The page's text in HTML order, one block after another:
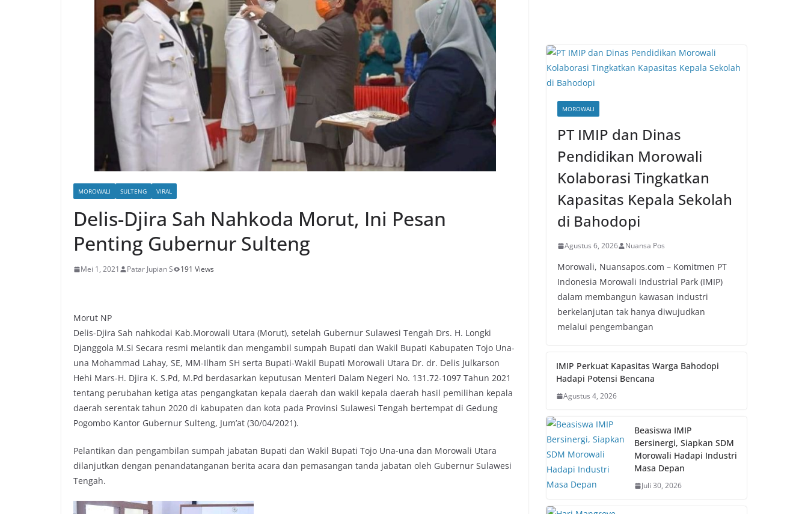
MOROWALI SULTENG VIRAL
Delis-Djira Sah Nahkoda Morut, Ini Pesan
Penting Gubernur Sulteng
Mei 1, 2021 Patar Jupian S 191 Views
Morut NP
Delis-Djira Sah nahkodai Kab.Morowali Utara (Morut), setelah Gubernur Sulawesi Tengah Drs. H. Longki
Djanggola M.Si Secara resmi melantik dan mengambil sumpah Bupati dan Wakil Bupati Kabupaten Tojo Una-
una Mohammad Lahay, SE, MM-Ilham SH serta Bupati-Wakil Bupati Morowali Utara Dr. dr. Delis Julkarson
Hehi Mars-H. Djira K. S.Pd, M.Pd berdasarkan keputusan Menteri Dalam Negeri No. 131.72-1097 Tahun 2021
tentang perubahan ketiga atas pengangkatan kepala daerah dan wakil kepala daerah hasil pemilihan kepala
daerah serentak tahun 2020 di kabupaten dan kota pada Provinsi Sulawesi Tengah bertempat di Gedung
Pogombo Kantor Gubernur Sulteng, Jum’at (30/04/2021).
Pelantikan dan pengambilan sumpah jabatan Bupati dan Wakil Bupati Tojo Una-una dan Morowali Utara
dilanjutkan dengan penandatanganan berita acara dan pemasangan tanda jabatan oleh Gubernur Sulawesi
Tengah.
MOROWALI
PT IMIP dan Dinas
Pendidikan Morowali
Kolaborasi Tingkatkan
Kapasitas Kepala Sekolah
di Bahodopi
Agustus 6, 2026 Nuansa Pos
Morowali, Nuansapos.com – Komitmen PT
Indonesia Morowali Industrial Park (IMIP)
dalam membangun kawasan industri
berkelanjutan tak hanya diwujudkan
melalui pengembangan
IMIP Perkuat Kapasitas Warga Bahodopi
Hadapi Potensi Bencana
Agustus 4, 2026
Beasiswa IMIP
Bersinergi, Siapkan SDM
Morowali Hadapi Industri
Masa Depan
Juli 30, 2026